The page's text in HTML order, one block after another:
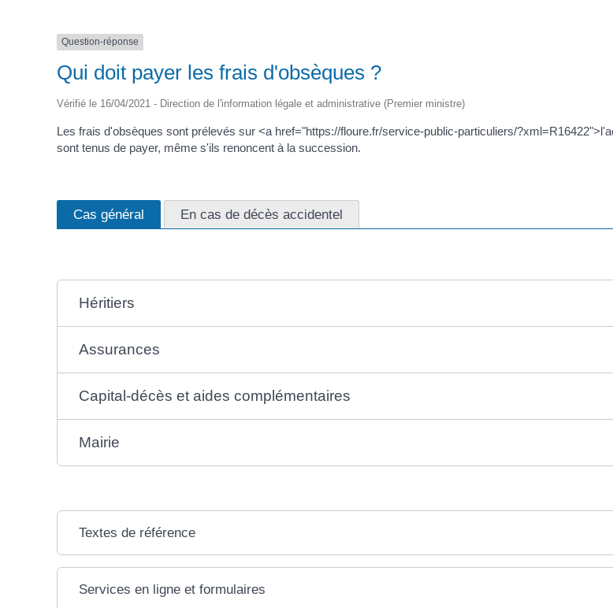
Question-réponse
Qui doit payer les frais d'obsèques ?
Vérifié le 16/04/2021 - Direction de l'information légale et administrative (Premier ministre)
Les frais d'obsèques sont prélevés sur <a href="https://floure.fr/service-public-particuliers/
sont tenus de payer, même s'ils renoncent à la succession.
Cas général En cas de décès accidentel
Héritiers
Assurances
Capital-décès et aides complémentaires
Mairie
Textes de référence
Services en ligne et formulaires